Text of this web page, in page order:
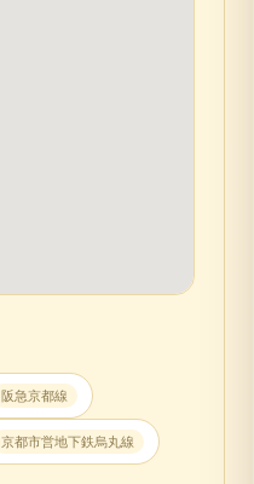
阪急京都線
京都市営地下鉄烏丸線